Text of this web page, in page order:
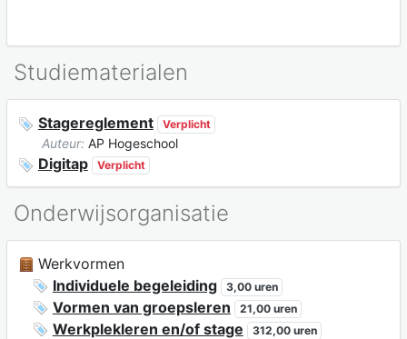
Studiematerialen
Stagereglement Verplicht
Auteur: AP Hogeschool
Digitap Verplicht
Onderwijsorganisatie
Werkvormen
Individuele begeleiding
3,00 uren
Vormen van groepsleren 21,00 uren
Werkplekleren en/of stage 312,00 uren